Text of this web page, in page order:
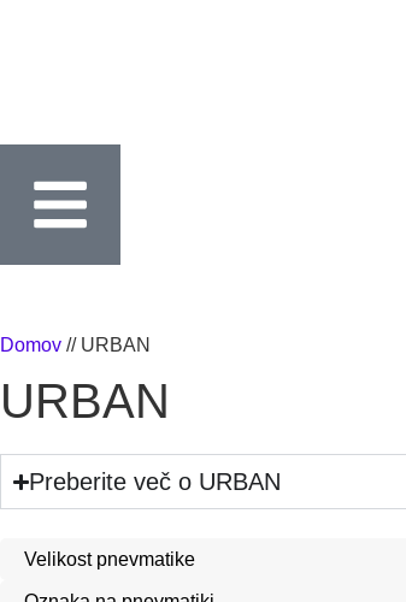
Domov // URBAN
URBAN
Preberite več o URBAN